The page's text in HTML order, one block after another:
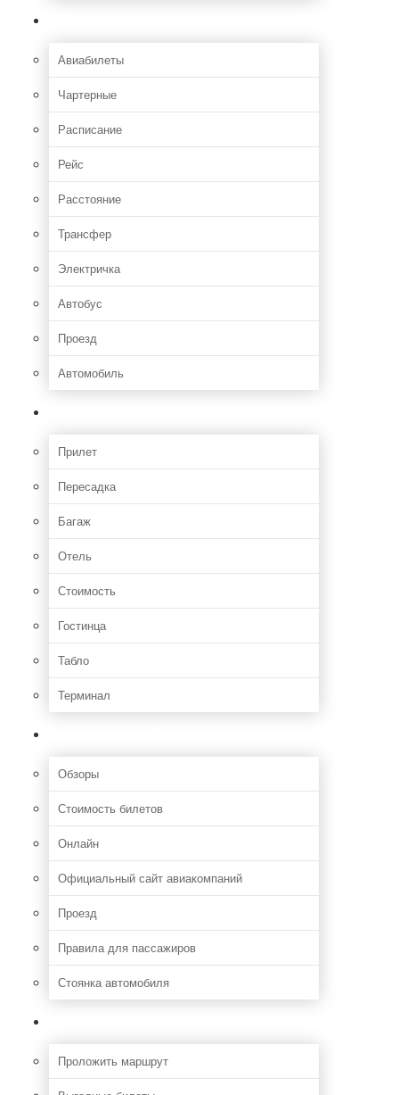
Авиабилеты
Чартерные
Расписание
Рейс
Расстояние
Трансфер
Электричка
Автобус
Проезд
Автомобиль
Прилет
Пересадка
Багаж
Отель
Стоимость
Гостинца
Табло
Терминал
Обзоры
Стоимость билетов
Онлайн
Официальный сайт авиакомпаний
Проезд
Правила для пассажиров
Стоянка автомобиля
Проложить маршрут